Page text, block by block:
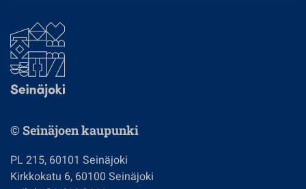
© Seinäjoen kaupunki
PL 215, 60101 Seinäjoki
Kirkkokatu 6, 60100 Seinäjoki